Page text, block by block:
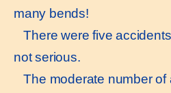
many bends!
There were five
not serious.
The moderate number of